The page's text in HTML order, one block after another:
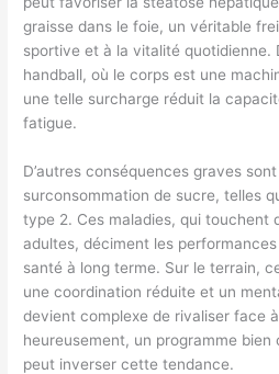
graisse dans le foie, un véritable
sportive et à la vitalité quotidienne.
handball, où le corps est une
une telle surcharge réduit la
fatigue.
D’autres conséquences graves
surconsommation de sucre, telles
type 2. Ces maladies, qui touchent
adultes, déciment les
santé à long terme. Sur le terrain,
une coordination réduite et un
devient complexe de rivaliser face
heureusement, un programme
peut inverser cette tendance.